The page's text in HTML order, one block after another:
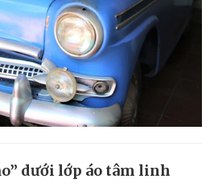
dưới lớp áo tâm linh